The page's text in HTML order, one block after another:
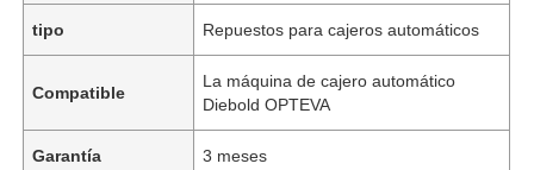
tipo Repuestos para cajeros automáticos
Compatible
La máquina de cajero automático
Diebold OPTEVA
Garantía 3 meses